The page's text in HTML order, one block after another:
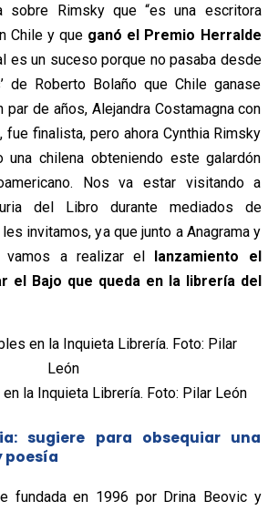
sobre Rimsky que “es una escritora
Chile y que ganó el Premio Herralde
es un suceso porque no pasaba desde
de Roberto Bolaño que Chile ganase
par de años, Alejandra Costamagna con
fue finalista, pero ahora Cynthia Rimsky
chilena obteniendo este galardón
Nos va estar visitando a
del Libro durante mediados de
invitamos, ya que junto a Anagrama y
vamos a realizar el lanzamiento el
el Bajo que queda en la librería del
la Inquieta Librería. Foto: Pilar León
sugiere para obsequiar una
poesía
fundada en 1996 por Drina Beovic y